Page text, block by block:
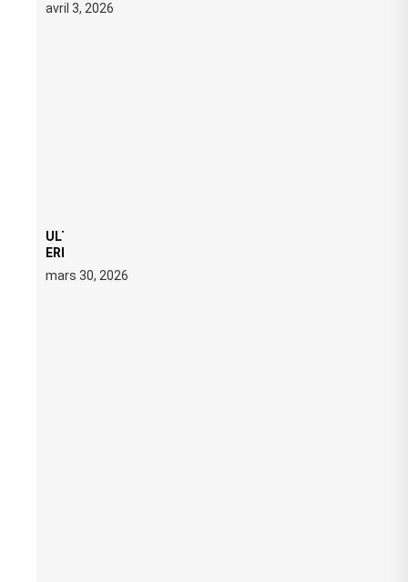
avril 3, 2026
ULTRA 2026 : SWEDISH HOUSE MAFIA RETROUVE
ERIC PRYDZ DANS UN MOMENT CHARGÉ DE
SYMBOLE
mars 30, 2026